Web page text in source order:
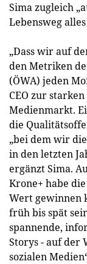
Sima zugleich
Lebensweg
„Dass wir auf
den Metriken
(ÖWA) jeden
CEO zur
Medienmarkt.
die
„bei dem wir
in den letzten
ergänzt Sima.
Krone+ habe
Wert gewinnen
früh bis spät
spannende,
Storys - auf der
sozialen